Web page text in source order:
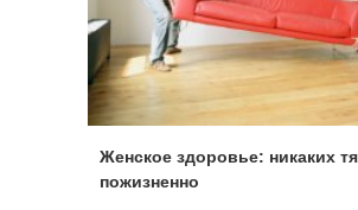
Женское здоровье: никаких
пожизненно